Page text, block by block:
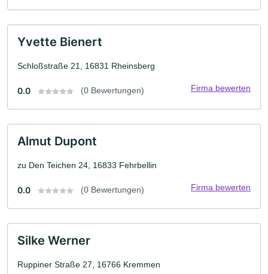
Yvette Bienert
Schloßstraße 21, 16831 Rheinsberg
0.0 (0 Bewertungen) Firma bewerten
Almut Dupont
zu Den Teichen 24, 16833 Fehrbellin
0.0 (0 Bewertungen) Firma bewerten
Silke Werner
Ruppiner Straße 27, 16766 Kremmen